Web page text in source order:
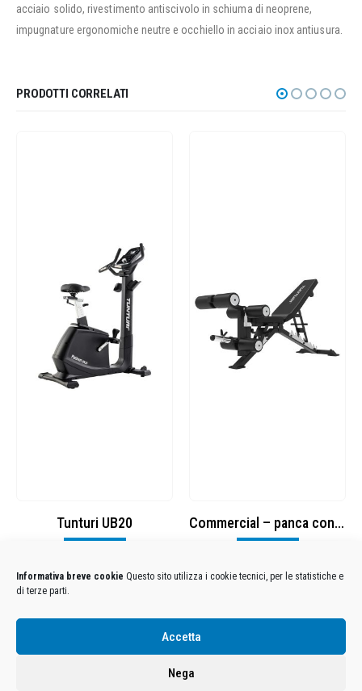
Informativa breve cookie Questo sito utilizza i cookie tecnici, per le statistiche e
di terze parti.
Accetta
Nega
acciaio solido, rivestimento antiscivolo in schiuma di neoprene,
impugnature ergonomiche neutre e occhiello in acciaio inox antiusura.
PRODOTTI CORRELATI
Tunturi UB20 Commercial – panca con leg developer
Condizioni Generali di Utilizzo-Cookies-Privacy
Euro 12.500.000 i.v. - C.F. e Iscr. Reg. Imp. Monza e Brianza 02137480964 - R.E.A. MB-1370021 -